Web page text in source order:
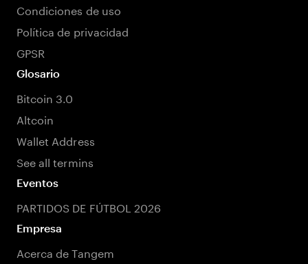
Condiciones de uso
Política de privacidad
GPSR
Glosario
Bitcoin 3.0
Altcoin
Wallet Address
See all termins
Eventos
PARTIDOS DE FÚTBOL 2026
Empresa
Acerca de Tangem